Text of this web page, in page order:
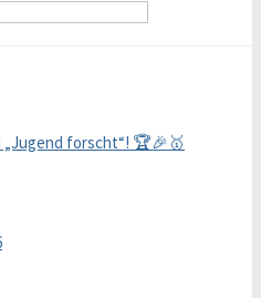
forscht“! 🏆🎉🥇